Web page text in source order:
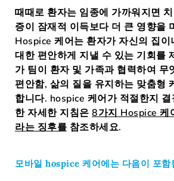
때때로 환자는 임종에 가까워지면
증이 잠재적 이득보다 더 큰 영향을
Hospice 케어는 환자가 자신의 집이
대한 편안하게 지낼 수 있는 기회를
가 팀이 환자 및 가족과 협력하여 무
편안함, 삶의 질을 유지하는 맞춤형
합니다. hospice 케어가 적절한지
한 자세한 지침은 8가지 Hospice 케
라는 징후를 참조하세요.
모바일 hospice 케어에는 다음이 포함